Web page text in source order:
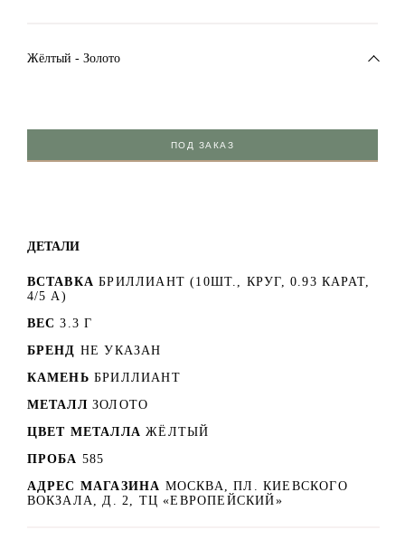
Жёлтый - Золото
ПОД ЗАКАЗ
ДЕТАЛИ
ВСТАВКА БРИЛЛИАНТ (10ШТ., КРУГ, 0.93 КАРАТ,
4/5 А)
ВЕС 3.3 Г
БРЕНД НЕ УКАЗАН
КАМЕНЬ БРИЛЛИАНТ
МЕТАЛЛ ЗОЛОТО
ЦВЕТ МЕТАЛЛА ЖЁЛТЫЙ
ПРОБА 585
АДРЕС МАГАЗИНА МОСКВА, ПЛ. КИЕВСКОГО
ВОКЗАЛА, Д. 2, ТЦ «ЕВРОПЕЙСКИЙ»